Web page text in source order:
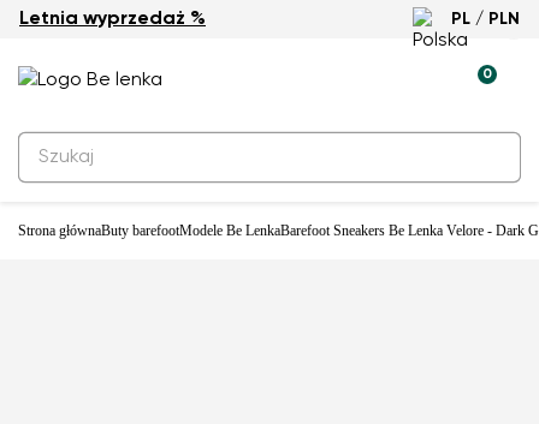
Letnia wyprzedaż % PL / PLN
0
Strona głównaButy barefootModele Be LenkaBarefoot Sneakers Be Lenka Velore - Dark
Nowość